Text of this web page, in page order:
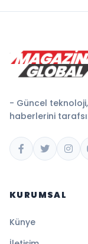
- Güncel
haberlerini
KURUMSAL
Künye